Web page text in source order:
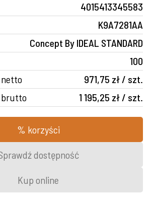
4015413345583
K9A7281AA
Concept By IDEAL STANDARD
100
netto
971,75 zł / szt.
brutto
1 195,25 zł / szt.
% korzyści
dostępność
Kup online